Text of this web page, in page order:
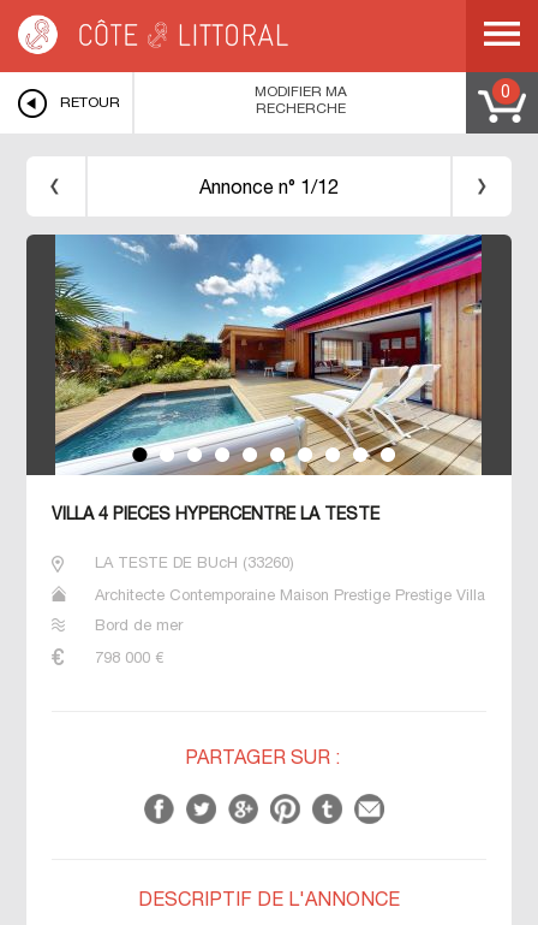
TESTE
RETOUR
0
MODIFIER MA
RECHERCHE
Annonce n° 1/12
VILLA 4 PIECES HYPERCENTRE LA TESTE
LA TESTE DE BUcH (33260)
Architecte Contemporaine Maison Prestige Prestige Villa
Bord de mer
798 000€
PARTAGER SUR :
DESCRIPTIF DE L'ANNONCE